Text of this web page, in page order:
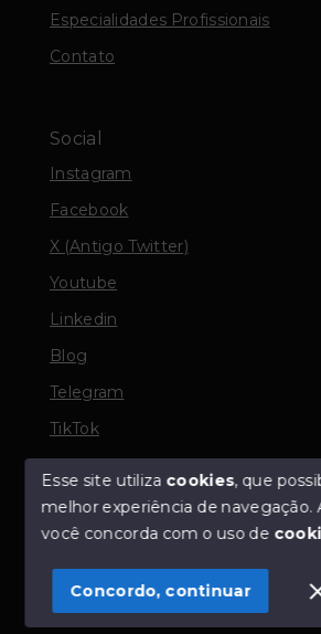
Olá! Estamos
Especialidades Profissionais
Contato
Social
Instagram
Facebook
X (Antigo Twitter)
Youtube
Linkedin
Blog
Telegram
TikTok
© Copyright 2026 - TORQUATO ∴
- CRECI 42643f | 136.004f Perito
SITE PARA IMOBILIARIA
Esse site utiliza cookies, que
melhor experiência de navegação.
você concorda com o uso de
Concordo, continuar